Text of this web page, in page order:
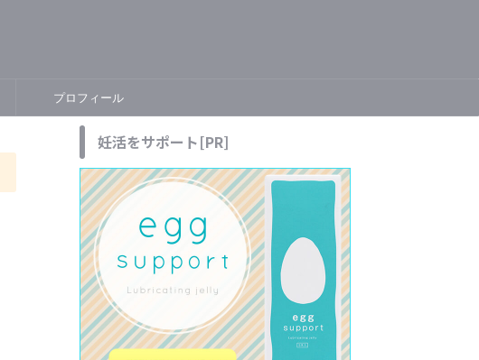
プロフィール
妊活をサポート[PR]